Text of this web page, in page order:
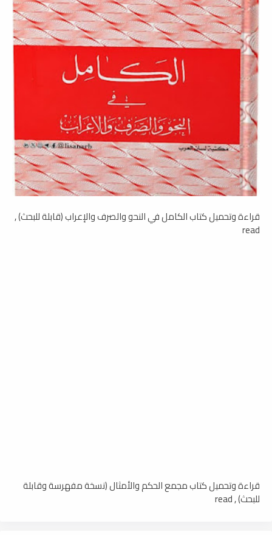
قراءة وتحميل كتاب الكامل في النحو والصرف والإعراب (قابلة للبحث) ,
read
قراءة وتحميل كتاب مجمع الحكم والأمثال (نسخة مفهرسة وقابلة
للبحث) , read